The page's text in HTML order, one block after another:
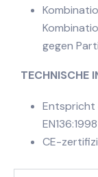
gegen
TECHNISCHE
Entspricht
CE-